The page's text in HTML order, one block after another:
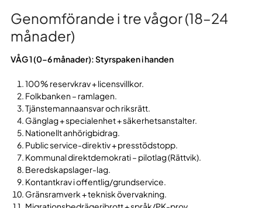
Genomförande i tre vågor (18–24
månader)
VÅG 1 (0–6 månader): Styrspaken i handen
100 % reservkrav + licensvillkor.
Folkbanken – ramlagen.
Tjänstemannaansvar och riksrätt.
Gänglag + specialenhet + säkerhetsanstalter.
Nationellt anhörigbidrag.
Public service-direktiv + presstödstopp.
Kommunal direktdemokrati – pilotlag (Rättvik).
Beredskapslager-lag.
Kontantkrav i offentlig/grundservice.
Gränsramverk + teknisk övervakning.